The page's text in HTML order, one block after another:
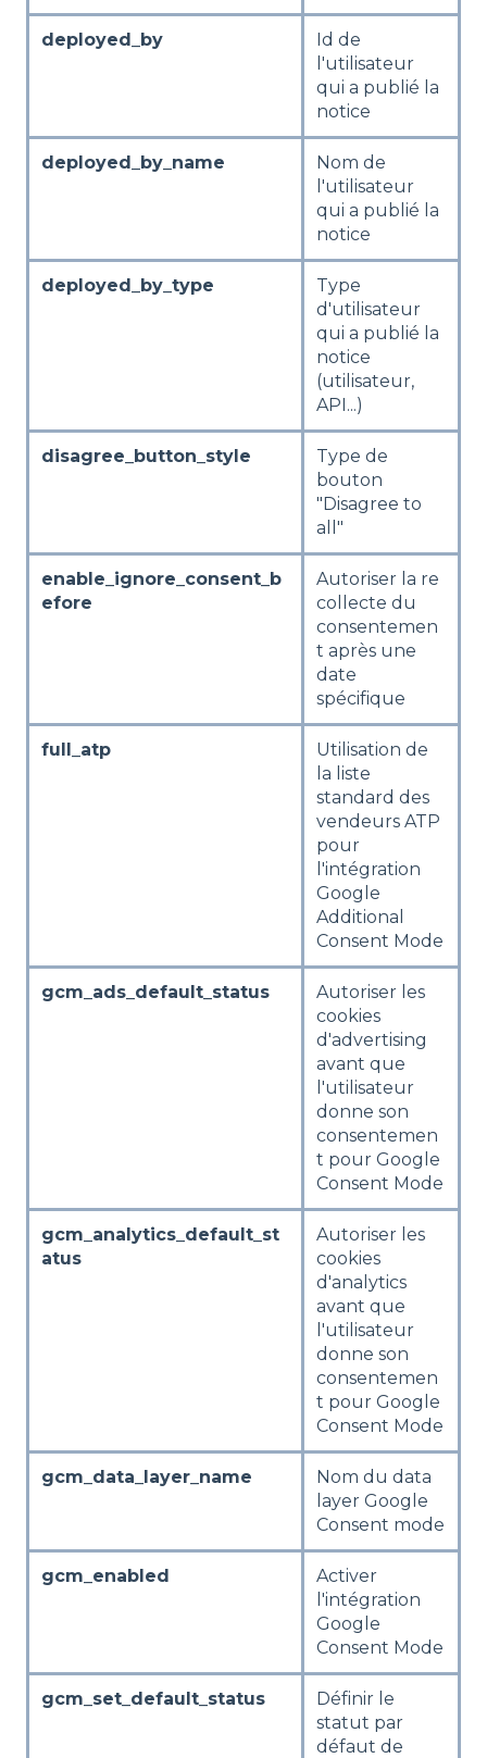
deployed_by
Id de
l'utilisateur
qui a publié la
notice
deployed_by_name
Nom de
l'utilisateur
qui a publié la
notice
deployed_by_type
Type
d'utilisateur
qui a publié la
notice
(utilisateur,
API...)
disagree_button_style
Type de
bouton
"Disagree to
all"
enable_ignore_consent_b
efore
Autoriser la re
collecte du
consentemen
t après une
date
spécifique
full_atp
Utilisation de
la liste
standard des
vendeurs ATP
pour
l'intégration
Google
Additional
Consent Mode
gcm_ads_default_status
Autoriser les
cookies
d'advertising
avant que
l'utilisateur
donne son
consentemen
t pour Google
Consent Mode
gcm_analytics_default_st
atus
Autoriser les
cookies
d'analytics
avant que
l'utilisateur
donne son
consentemen
t pour Google
Consent Mode
gcm_data_layer_name
Nom du data
layer Google
Consent mode
gcm_enabled
Activer
l'intégration
Google
Consent Mode
gcm_set_default_status
Définir le
statut par
défaut de